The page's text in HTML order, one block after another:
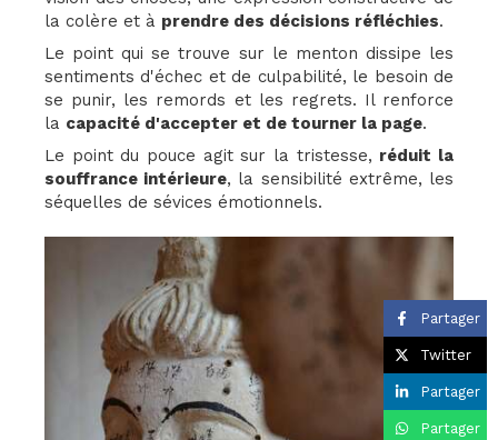
la colère et à prendre des décisions réfléchies.
Le point qui se trouve sur le menton dissipe les
sentiments d'échec et de culpabilité, le besoin de
se punir, les remords et les regrets. Il renforce
la capacité d'accepter et de tourner la page.
Le point du pouce agit sur la tristesse, réduit la
souffrance intérieure, la sensibilité extrême, les
séquelles de sévices émotionnels.
Partager
Twitter
Partager
Partager